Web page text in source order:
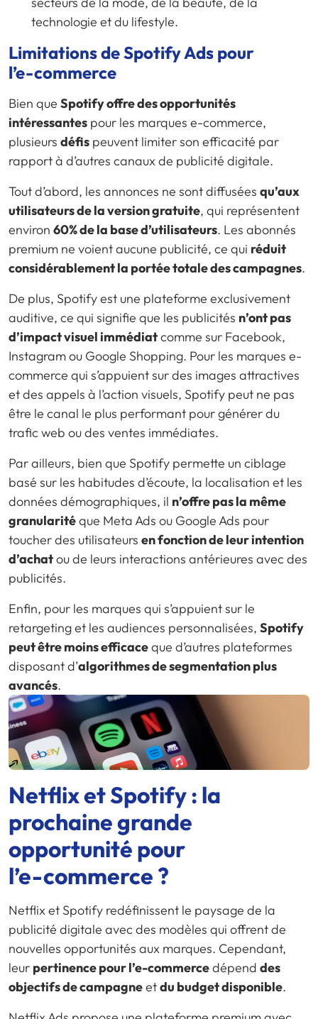
technologie et du lifestyle.
Limitations de Spotify Ads pour
l’e-commerce
Bien que Spotify offre des opportunités
intéressantes pour les marques e-commerce,
plusieurs défis peuvent limiter son efficacité par
rapport à d’autres canaux de publicité digitale.
Tout d’abord, les annonces ne sont diffusées qu’aux
utilisateurs de la version gratuite, qui représentent
environ 60% de la base d’utilisateurs. Les abonnés
premium ne voient aucune publicité, ce qui réduit
considérablement la portée totale des campagnes.
De plus, Spotify est une plateforme exclusivement
auditive, ce qui signifie que les publicités n’ont pas
d’impact visuel immédiatcomme sur Facebook,
Instagram ou Google Shopping. Pour les marques e-
commerce qui s’appuient sur des images attractives
et des appels à l’action visuels, Spotify peut ne pas
être le canal le plus performant pour générer du
trafic web ou des ventes immédiates.
Par ailleurs, bien que Spotify permette un ciblage
basé sur les habitudes d’écoute, la localisation et les
données démographiques, il n’offre pas la même
granularitéque Meta Ads ou Google Ads pour
toucher des utilisateurs en fonction de leur intention
d’achatou de leurs interactions antérieures avec des
publicités.
Enfin, pour les marques qui s’appuient sur le
retargeting et les audiences personnalisées, Spotify
peut être moins efficaceque d’autres plateformes
disposant d’algorithmes de segmentation plus
avancés.
Netflix et Spotify : la
prochaine grande
opportunité pour
l’e-commerce ?
Netflix et Spotify redéfinissent le paysage de la
publicité digitale avec des modèles qui offrent de
nouvelles opportunités aux marques. Cependant,
leur pertinence pour l’e-commercedépend des
objectifs de campagneetdu budget disponible.